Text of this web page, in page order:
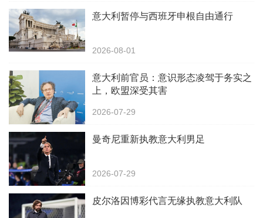
意大利暂停与西班牙申根自由通行
2026-08-01
意大利前官员：意识形态凌驾于务实之
上，欧盟深受其害
2026-07-29
曼奇尼重新执教意大利男足
2026-07-29
皮尔洛因博彩代言无缘执教意大利队